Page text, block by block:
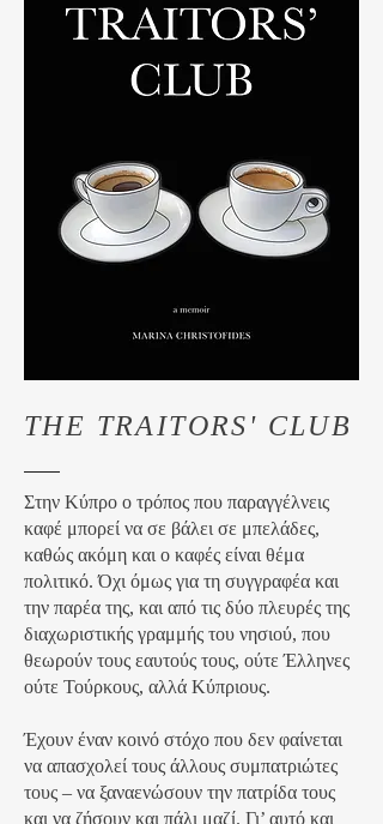
THE TRAITORS' CLUB
Στην Κύπρο ο τρόπος που παραγγέλνεις
καφέ μπορεί να σε βάλει σε μπελάδες,
καθώς ακόμη και ο καφές είναι θέμα
πολιτικό. Όχι όμως για τη συγγραφέα και
την παρέα της, και από τις δύο πλευρές της
διαχωριστικής γραμμής του νησιού, που
θεωρούν τους εαυτούς τους, ούτε Έλληνες
ούτε Τούρκους, αλλά Κύπριους.
Έχουν έναν κοινό στόχο που δεν φαίνεται
να απασχολεί τους άλλους συμπατριώτες
τους ‒ να ξαναενώσουν την πατρίδα τους
και να ζήσουν και πάλι μαζί. Γι’ αυτό και